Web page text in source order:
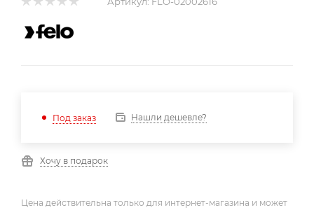
Под заказ Нашли дешевле?
Хочу в подарок
Цена действительна только для интернет-магазина и может